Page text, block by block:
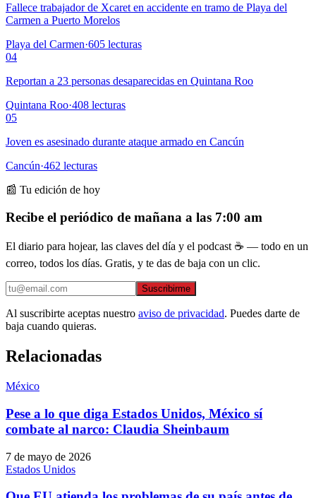
Fallece trabajador de Xcaret en accidente en tramo de Playa del
Carmen a Puerto Morelos
Playa del Carmen·605 lecturas
04
Reportan a 23 personas desaparecidas en Quintana Roo
Quintana Roo·408 lecturas
05
Joven es asesinado durante ataque armado en Cancún
Cancún·462 lecturas
📰 Tu edición de hoy
Recibe el periódico de mañana a las 7:00 am
El diario para hojear, las claves del día y el podcast ☕ — todo en un
correo, todos los días. Gratis, y te das de baja con un clic.
Suscribirme
Al suscribirte aceptas nuestro aviso de privacidad. Puedes darte de
baja cuando quieras.
Relacionadas
México
Pese a lo que diga Estados Unidos, México sí
combate al narco: Claudia Sheinbaum
7 de mayo de 2026
Estados Unidos